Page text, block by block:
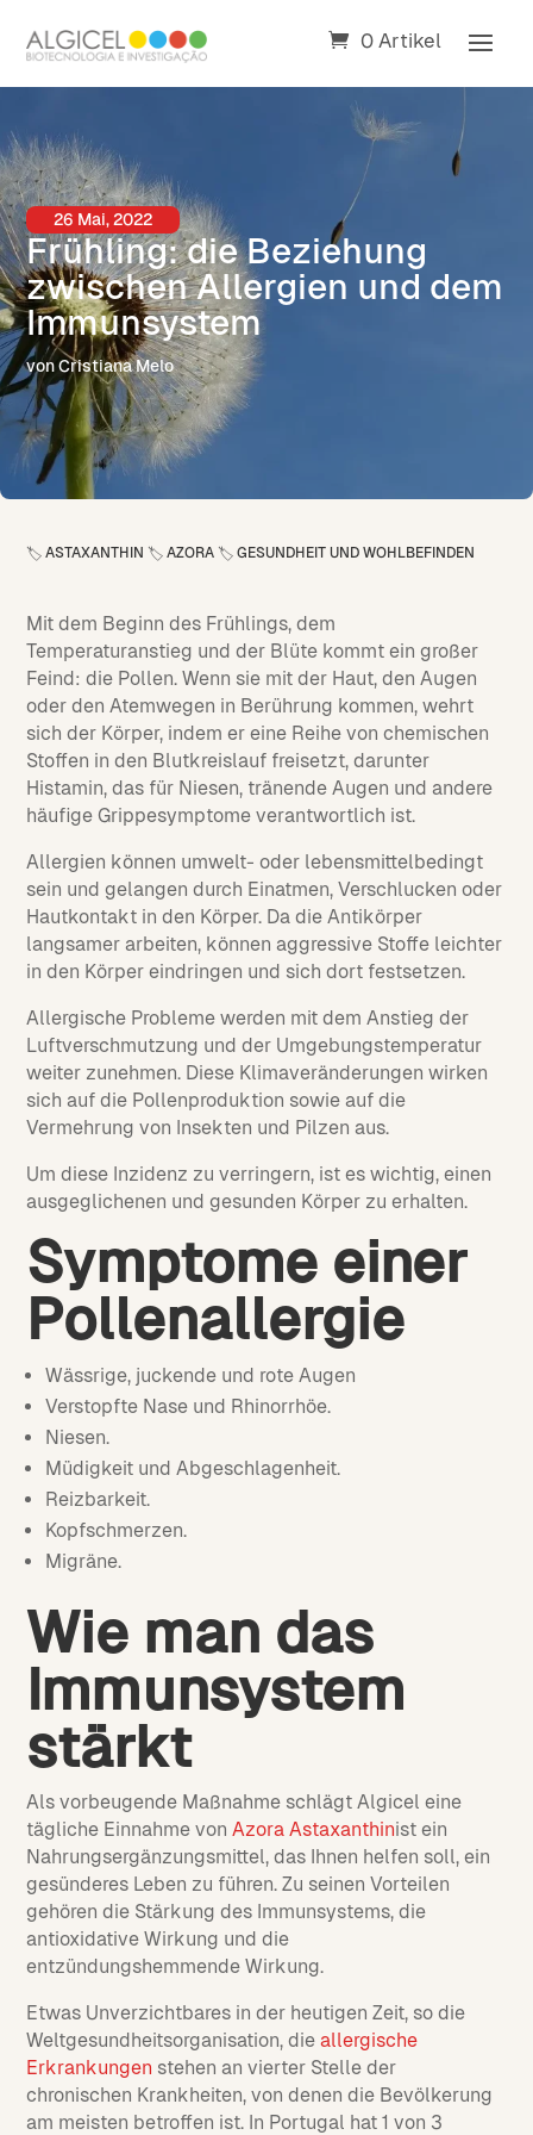
0 Artikel
26 Mai, 2022
Frühling: die Beziehung
zwischen Allergien und dem
Immunsystem
von Cristiana Melo
🏷️ASTAXANTHIN 🏷️AZORA 🏷️GESUNDHEIT UND WOHLBEFINDEN
Mit dem Beginn des Frühlings, dem
Temperaturanstieg und der Blüte kommt ein großer
Feind: die Pollen. Wenn sie mit der Haut, den Augen
oder den Atemwegen in Berührung kommen, wehrt
sich der Körper, indem er eine Reihe von chemischen
Stoffen in den Blutkreislauf freisetzt, darunter
Histamin, das für Niesen, tränende Augen und andere
häufige Grippesymptome verantwortlich ist.
Allergien können umwelt- oder lebensmittelbedingt
sein und gelangen durch Einatmen, Verschlucken oder
Hautkontakt in den Körper. Da die Antikörper
langsamer arbeiten, können aggressive Stoffe leichter
in den Körper eindringen und sich dort festsetzen.
Allergische Probleme werden mit dem Anstieg der
Luftverschmutzung und der Umgebungstemperatur
weiter zunehmen. Diese Klimaveränderungen wirken
sich auf die Pollenproduktion sowie auf die
Vermehrung von Insekten und Pilzen aus.
Um diese Inzidenz zu verringern, ist es wichtig, einen
ausgeglichenen und gesunden Körper zu erhalten.
Symptome einer
Pollenallergie
Wässrige, juckende und rote Augen
Verstopfte Nase und Rhinorrhöe.
Niesen.
Müdigkeit und Abgeschlagenheit.
Reizbarkeit.
Kopfschmerzen.
Migräne.
Wie man das
Immunsystem
stärkt
Als vorbeugende Maßnahme schlägt Algicel eine
tägliche Einnahme vonAzora Astaxanthinist ein
Nahrungsergänzungsmittel, das Ihnen helfen soll, ein
gesünderes Leben zu führen. Zu seinen Vorteilen
gehören die Stärkung des Immunsystems, die
antioxidative Wirkung und die
entzündungshemmende Wirkung.
Etwas Unverzichtbares in der heutigen Zeit, so die
Weltgesundheitsorganisation, dieallergische
Erkrankungen stehen an vierter Stelle der
chronischen Krankheiten, von denen die Bevölkerung
am meisten betroffen ist. In Portugal hat 1 von 3